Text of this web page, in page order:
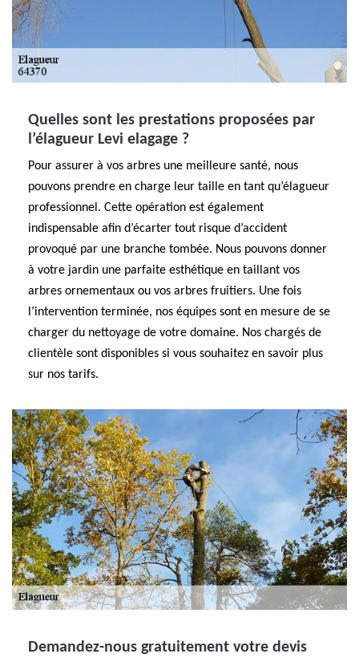
Quelles sont les prestations proposées par
l’élagueur Levi elagage ?
Pour assurer à vos arbres une meilleure santé, nous
pouvons prendre en charge leur taille en tant qu’élagueur
professionnel. Cette opération est également
indispensable afin d’écarter tout risque d’accident
provoqué par une branche tombée. Nous pouvons donner
à votre jardin une parfaite esthétique en taillant vos
arbres ornementaux ou vos arbres fruitiers. Une fois
l’intervention terminée, nos équipes sont en mesure de se
charger du nettoyage de votre domaine. Nos chargés de
clientèle sont disponibles si vous souhaitez en savoir plus
sur nos tarifs.
Demandez-nous gratuitement votre devis